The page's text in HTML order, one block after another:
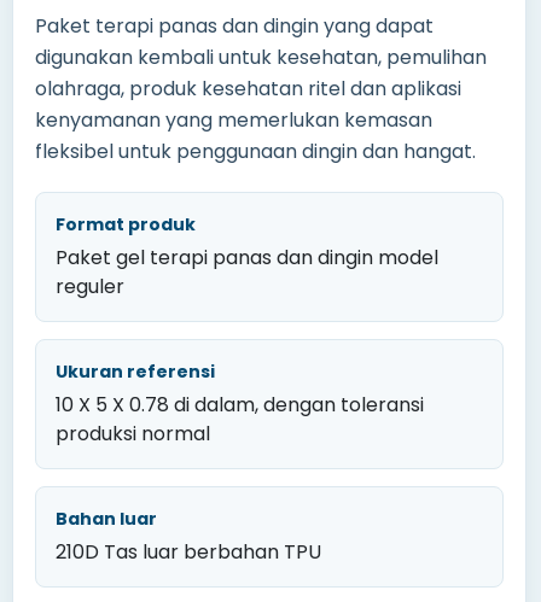
Paket terapi panas dan dingin yang dapat
digunakan kembali untuk kesehatan, pemulihan
olahraga, produk kesehatan ritel dan aplikasi
kenyamanan yang memerlukan kemasan
fleksibel untuk penggunaan dingin dan hangat.
Format produk
Paket gel terapi panas dan dingin model
reguler
Ukuran referensi
10 X 5 X 0.78 di dalam, dengan toleransi
produksi normal
Bahan luar
210D Tas luar berbahan TPU